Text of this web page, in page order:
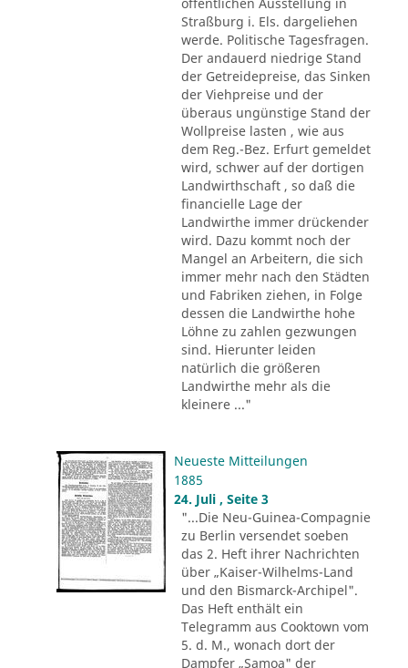
Straßburg i. Els. dargeliehen
werde. Politische Tagesfragen.
Der andauerd niedrige Stand
der Getreidepreise, das Sinken
der Viehpreise und der
überaus ungünstige Stand der
Wollpreise lasten , wie aus
dem Reg.-Bez. Erfurt gemeldet
wird, schwer auf der dortigen
Landwirthschaft , so daß die
financielle Lage der
Landwirthe immer drückender
wird. Dazu kommt noch der
Mangel an Arbeitern, die sich
immer mehr nach den Städten
und Fabriken ziehen, in Folge
dessen die Landwirthe hohe
Löhne zu zahlen gezwungen
sind. Hierunter leiden
natürlich die größeren
Landwirthe mehr als die
kleinere ..."
Neueste Mitteilungen
1885
24. Juli , Seite 3
"...Die Neu-Guinea-Compagnie
zu Berlin versendet soeben
das 2. Heft ihrer Nachrichten
über „Kaiser-Wilhelms-Land
und den Bismarck-Archipel".
Das Heft enthält ein
Telegramm aus Cooktown vom
5. d. M., wonach dort der
Dampfer „Samoa" der